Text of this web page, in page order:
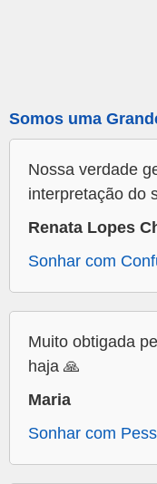
Somos uma
Nossa verdade
interpretação do
Renata Lopes
Sonhar com
Muito obtigada
haja 🙏
Maria
Sonhar com